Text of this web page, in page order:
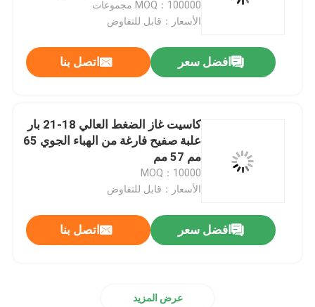
ومتانة خفيفة الوزن
MOQ：100000 مجموعات
الأسعار：قابل للتفاوض
افضل سعر اتصل بنا
كاسيت غاز الضغط العالي 18-21 بار
علبة صفيح فارغة من الهباء الجوي 65
مم 57 مم
MOQ：10000
الأسعار：قابل للتفاوض
افضل سعر اتصل بنا
عرض المزيد